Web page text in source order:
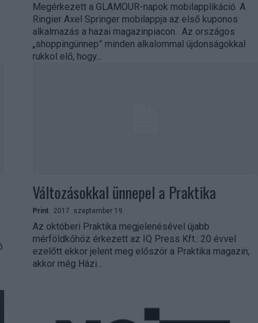
Megérkezett a GLAMOUR-napok mobilapplikáció. A
Ringier Axel Springer mobilappja az első kuponos
alkalmazás a hazai magazinpiacon. Az országos
„shoppingünnep” minden alkalommal újdonságokkal
rukkol elő, hogy...
Változásokkal ünnepel a Praktika
Print 2017. szeptember 19.
Az októberi Praktika megjelenésével újabb
mérföldkőhöz érkezett az IQ Press Kft.: 20 évvel
ezelőtt ekkor jelent meg először a Praktika magazin,
akkor még Házi...